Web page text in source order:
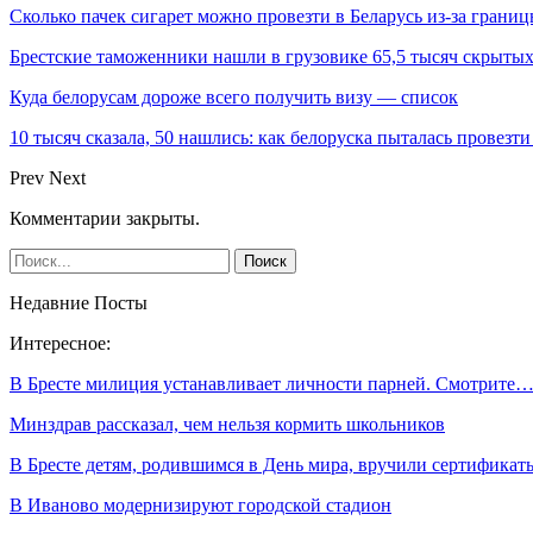
Сколько пачек сигарет можно провезти в Беларусь из-за
Брестские таможенники нашли в грузовике 65,5 тысяч
Куда белорусам дороже всего получить визу — список
10 тысяч сказала, 50 нашлись: как белоруска пыталась
Prev Next
Комментарии закрыты.
Недавние Посты
Интересное:
В Бресте милиция устанавливает личности парней. Смотрите…
Минздрав рассказал, чем нельзя кормить школьников
В Бресте детям, родившимся в День мира, вручили
В Иваново модернизируют городской стадион